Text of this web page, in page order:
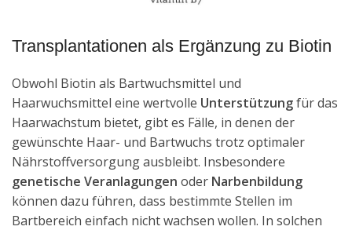
Transplantationen als Ergänzung zu Biotin
Obwohl Biotin als Bartwuchsmittel und
Haarwuchsmittel eine wertvolle Unterstützungfür das
Haarwachstum bietet, gibt es Fälle, in denen der
gewünschte Haar- und Bartwuchs trotz optimaler
Nährstoffversorgung ausbleibt. Insbesondere
genetische Veranlagungen oder Narbenbildung
können dazu führen, dass bestimmte Stellen im
Bartbereich einfach nicht wachsen wollen. In solchen